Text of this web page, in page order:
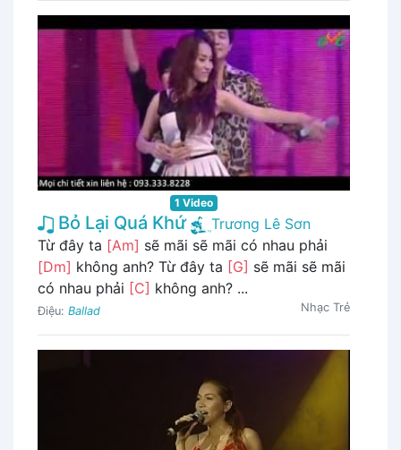
1 Video
Bỏ Lại Quá Khứ
Trương Lê Sơn
Từ đây ta [Am] sẽ mãi sẽ mãi có nhau phải
[Dm] không anh? Từ đây ta [G] sẽ mãi sẽ mãi
có nhau phải [C] không anh? ...
Điệu: Ballad Nhạc Trẻ